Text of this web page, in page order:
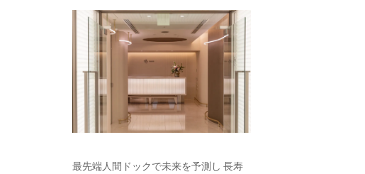
最先端人間ドックで未来を予測し 長寿